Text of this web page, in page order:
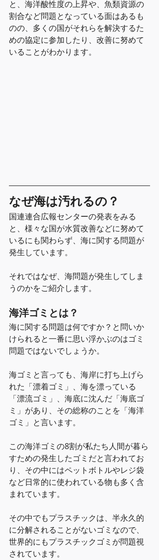
と、海洋酸性度の上昇や、魚類資源の
割合など問題となっている面はあるも
のの、多くの国がそれらを解決するた
めの協定に参加したり、改善に努めて
いることがわかります。
なぜ海は汚れるの？
国連連合広報センターの発表をみる
と、様々な国が水質改善などに努めて
いるにも関わらず、海に関する問題が
発生しています。
それではなぜ、海問題が発生してしま
うのかをご紹介します。
海洋ゴミとは？
海に関する問題は何ですか？と問いか
けられると一番に思い浮かぶのはゴミ
問題ではないでしょうか。
海ゴミと言っても、海岸に打ち上げら
れた「漂着ゴミ」、海を漂っている
「漂流ゴミ」、海底に沈んだ「海底ゴ
ミ」があり、その総称のことを「海洋
ゴミ」と言います。
この海洋ゴミの8割が私たち人間が暮ら
すための発生したゴミだと言われてお
り、その中にはペットボトルやレジ袋
など日常的に使われている物も多く含
まれています。
その中でもプラスチックは、半永久的
に分解されることがないゴミなので、
世界的にもプラスチックゴミが問題視
されています。